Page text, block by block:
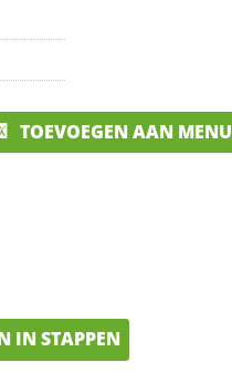
TOEVOEGEN AAN MENU
IN STAPPEN